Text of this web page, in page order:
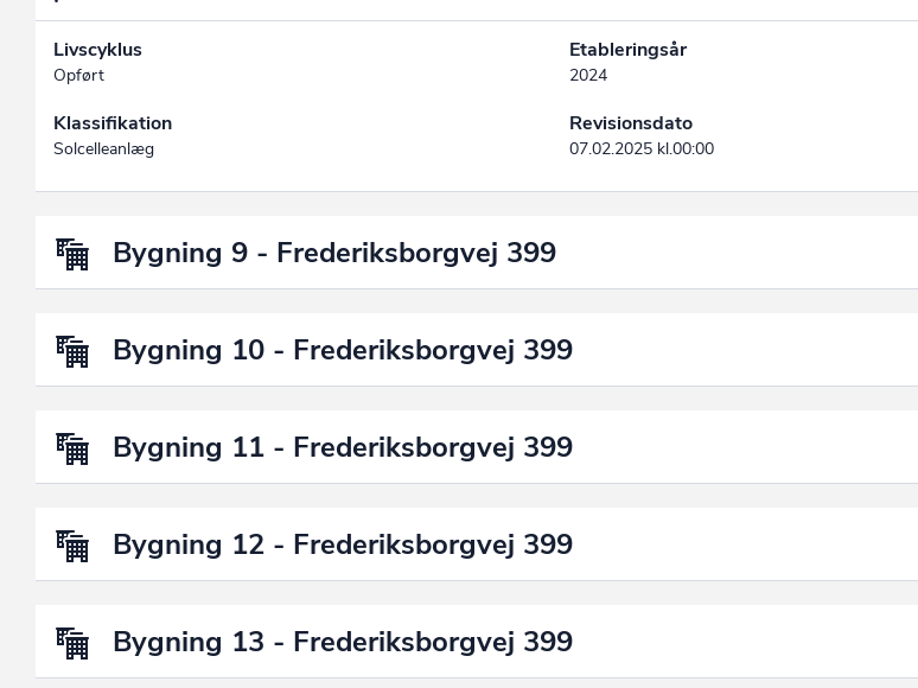
Livscyklus
Opført
Klassifikation
Solcelleanlæg
Etableringsår
2024
Revisionsdato
07.02.2025 kl.00:00
Bygning 9 - Frederiksborgvej 399
Bygning 10 - Frederiksborgvej 399
Bygning 11 - Frederiksborgvej 399
Bygning 12 - Frederiksborgvej 399
Bygning 13 - Frederiksborgvej 399